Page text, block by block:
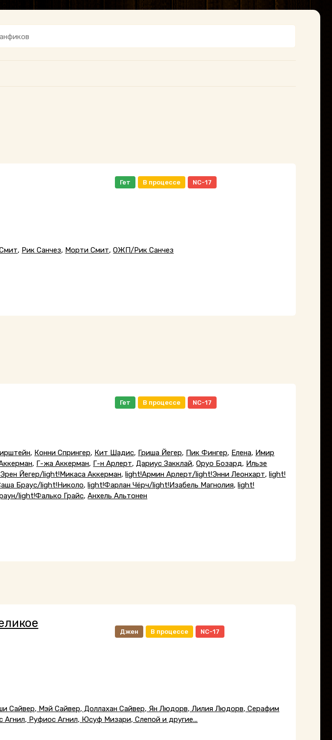
Гет В процессе NC-17
, Рик Санчез, Морти Смит,ОЖП/Рик Санчез
Гет В процессе NC-17
, Конни Спрингер, Кит Шадис, Гриша Йегер, Пик Фингер, Елена, Имир
, Г-жа Аккерман, Г-н Арлерт,Дариус Закклай,Оруо Бозард, Ильзе
Йегер/light!Микаса Аккерман, light!Армин Арлерт/light!Энни Леонхарт, light!
Браус/light!Николо, light!Фарлан Чёрч/light!Изабель Магнолия, light!
light!Фалько Грайс,Анхель Альтонен
Джен В процессе NC-17
Сайвер, Мэй Сайвер, Доллахан Сайвер, Ян Людорв, Лилия Людорв, Серафим
Руфиос Агнил, Юсуф Мизари, Слепой и другие...